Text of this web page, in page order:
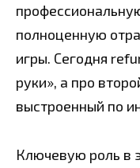
полноценную
игры. Сегодня
руки», а про
выстроенный по
Ключевую роль в